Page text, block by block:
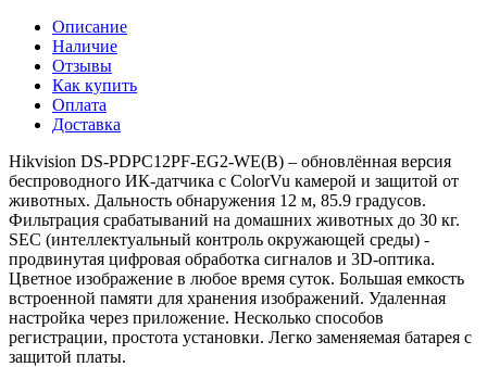
Описание
Наличие
Отзывы
Как купить
Оплата
Доставка
Hikvision DS-PDPC12PF-EG2-WE(B) – обновлённая версия
беспроводного ИК-датчика с ColorVu камерой и защитой от
животных. Дальность обнаружения 12 м, 85.9 градусов.
Фильтрация срабатываний на домашних животных до 30 кг.
SEC (интеллектуальный контроль окружающей среды) -
продвинутая цифровая обработка сигналов и 3D-оптика.
Цветное изображение в любое время суток. Большая емкость
встроенной памяти для хранения изображений. Удаленная
настройка через приложение. Несколько способов
регистрации, простота установки. Легко заменяемая батарея с
защитой платы.